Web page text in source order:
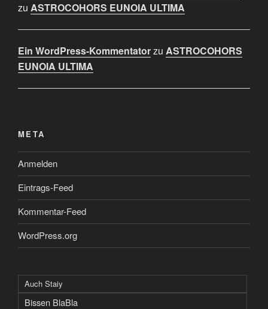
zu ASTROCOHORS EUNOIA ULTIMA
Ein WordPress-Kommentatorzu ASTROCOHORS
EUNOIA ULTIMA
META
Anmelden
Eintrags-Feed
Kommentar-Feed
WordPress.org
Auch Staiy
Bissen BlaBla